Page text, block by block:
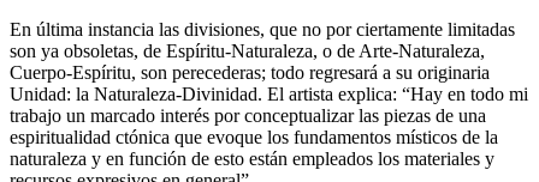
En última instancia las divisiones, que no por ciertamente limitadas
son ya obsoletas, de Espíritu-Naturaleza, o de Arte-Naturaleza,
Cuerpo-Espíritu, son perecederas; todo regresará a su originaria
Unidad: la Naturaleza-Divinidad. El artista explica: “Hay en todo mi
trabajo un marcado interés por conceptualizar las piezas de una
espiritualidad ctónica que evoque los fundamentos místicos de la
naturaleza y en función de esto están empleados los materiales y